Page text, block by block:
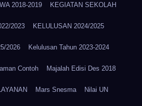
2018-2019 KEGIATAN SEKOLAH
2023 KELULUSAN 2024/2025
2026 Kelulusan Tahun 2023-2024
Laman Contoh Majalah Edisi Des 2018
Mars Snesma Nilai UN